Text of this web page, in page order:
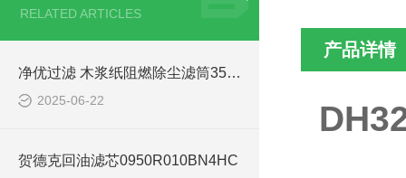
RELATED ARTICLES
净优过滤 木浆纸阻燃除尘滤筒3566效率
2025-06-22
贺德克回油滤芯0950R010BN4HC
产品详情